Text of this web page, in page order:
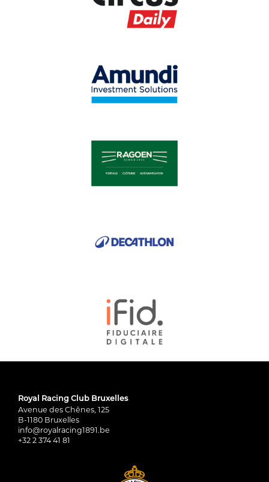
Royal Racing Club Bruxelles
Avenue des Chênes, 125
B-1180 Bruxelles
info@royalracing1891.be
+32 2 374 41 81